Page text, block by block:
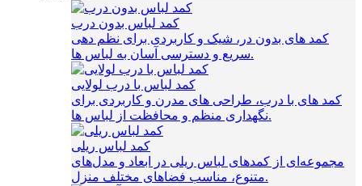
کمد لباس بدون درب
کمد های بدون در، شیک و کاربردی برای نظم‌ دهی
سریع و دسترسی آسان به لباس‌ ها.
کمد لباس با درب لولایی
کمد های با درب، طراحی‌ های مدرن و کاربردی برای
نگهداری منظم و محافظت از لباس‌ ها.
کمد لباس ریلی
مجموعه‌ای از کمدهای لباس ریلی در ابعاد و مدل‌های
متنوع، مناسب فضاهای مختلف منزل.